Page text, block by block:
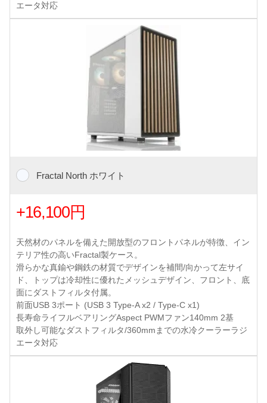
エータ対応
Fractal North ホワイト
+16,100円
天然材のパネルを備えた開放型のフロントパネルが特徴、イン
テリア性の高いFractal製ケース。
滑らかな真鍮や鋼鉄の材質でデザインを補間/向かって左サイ
ド、トップは冷却性に優れたメッシュデザイン、フロント、底
面にダストフィルタ付属。
前面USB 3ポート (USB 3 Type-A x2 / Type-C x1)
長寿命ライフルベアリングAspect PWMファン140mm 2基
取外し可能なダストフィルタ/360mmまでの水冷クーラーラジ
エータ対応